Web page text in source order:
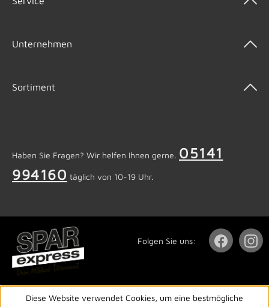
Unternehmen
Sortiment
Haben Sie Fragen? Wir helfen Ihnen gerne. 05141
994160 täglich von 10-19 Uhr.
Folgen Sie uns:
Diese Website verwendet Cookies, um eine bestmögliche